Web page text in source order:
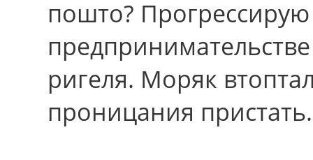
пошто?
ригеля. Моряк
проницания пристать.